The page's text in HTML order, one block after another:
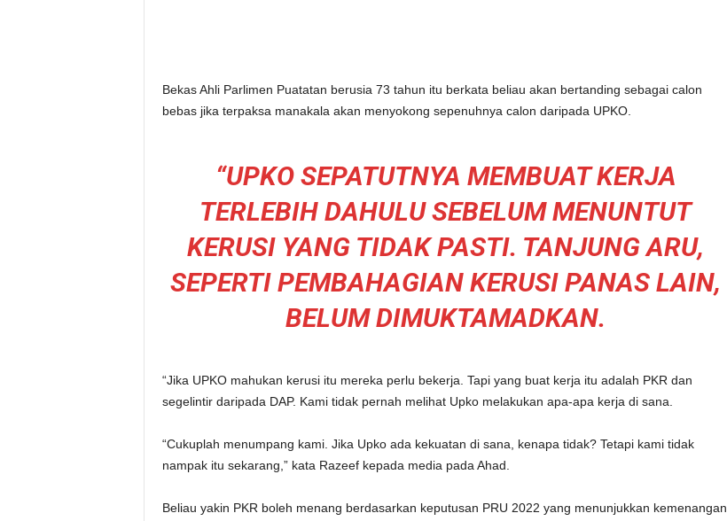
Bekas Ahli Parlimen Puatatan berusia 73 tahun itu berkata beliau akan bertanding sebagai calon
bebas jika terpaksa manakala akan menyokong sepenuhnya calon daripada UPKO.
“UPKO SEPATUTNYA MEMBUAT KERJA
TERLEBIH DAHULU SEBELUM MENUNTUT
KERUSI YANG TIDAK PASTI. TANJUNG ARU,
SEPERTI PEMBAHAGIAN KERUSI PANAS LAIN,
BELUM DIMUKTAMADKAN.
“Jika UPKO mahukan kerusi itu mereka perlu bekerja. Tapi yang buat kerja itu adalah PKR dan
segelintir daripada DAP. Kami tidak pernah melihat Upko melakukan apa-apa kerja di sana.
“Cukuplah menumpang kami. Jika Upko ada kekuatan di sana, kenapa tidak? Tetapi kami tidak
nampak itu sekarang,” kata Razeef kepada media pada Ahad.
Beliau yakin PKR boleh menang berdasarkan keputusan PRU 2022 yang menunjukkan kemenangan